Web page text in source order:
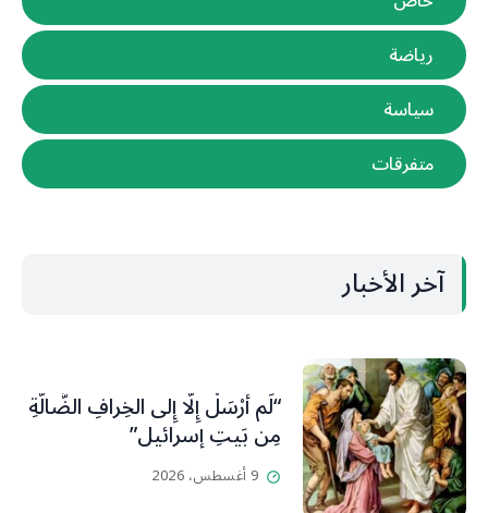
رياضة
سياسة
متفرقات
آخر الأخبار
“لَم أُرْسَلْ إِلَّا إِلى الخِرافِ الضَّالَّةِ
مِن بَيتِ إسرائيل”
9 أغسطس، 2026